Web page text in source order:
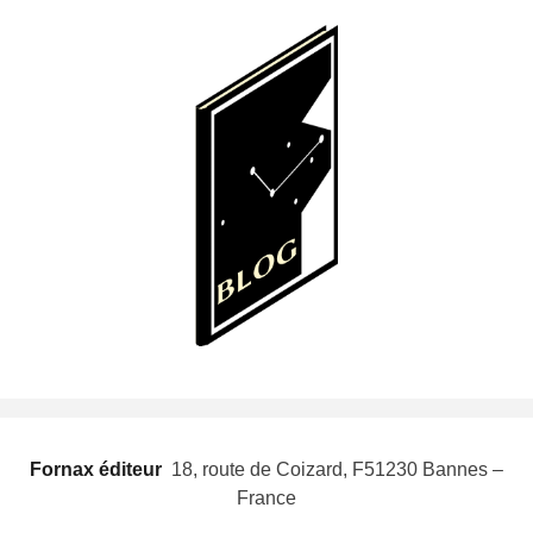
Fornax éditeur  18, route de Coizard, F51230 Bannes –
France